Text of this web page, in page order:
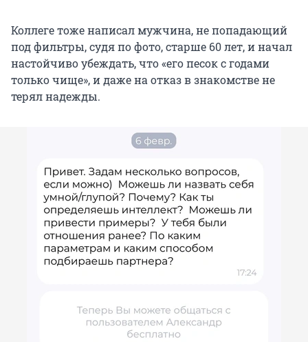
Коллеге тоже написал мужчина, не попадающий
под фильтры, судя по фото, старше 60 лет, и начал
настойчиво убеждать, что «его песок с годами
только чище», и даже на отказ в знакомстве не
терял надежды.